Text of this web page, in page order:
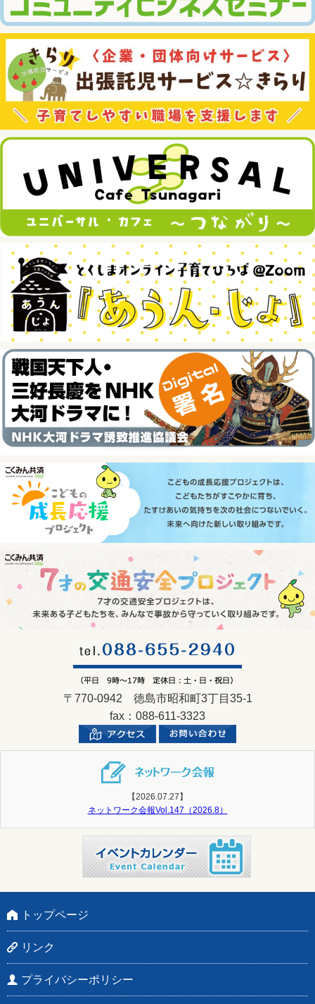
〒770-0942 徳島市昭和町3丁目35-1
fax：088-611-3323
【2026.07.27】
ネットワーク会報Vol.147（2026.8）
トップページ
リンク
プライバシーポリシー